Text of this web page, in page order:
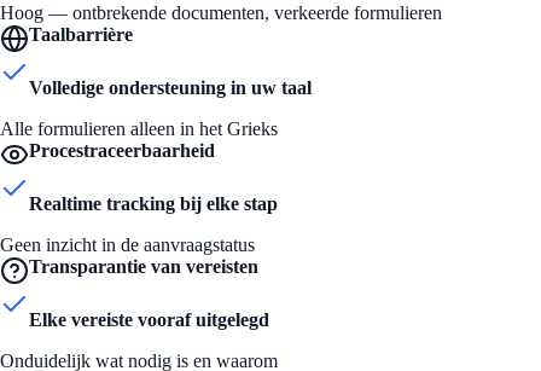
Hoog — ontbrekende documenten, verkeerde formulieren
Taalbarrière
Volledige ondersteuning in uw taal
Alle formulieren alleen in het Grieks
Procestraceerbaarheid
Realtime tracking bij elke stap
Geen inzicht in de aanvraagstatus
Transparantie van vereisten
Elke vereiste vooraf uitgelegd
Onduidelijk wat nodig is en waarom